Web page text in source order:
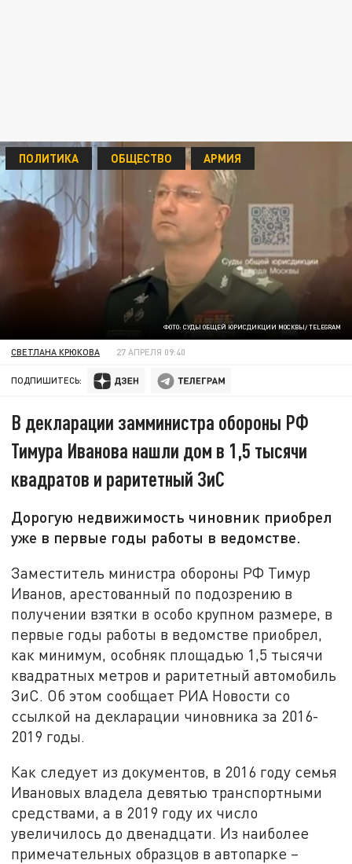
ФОТО: СУДЫ ОБЩЕЙ ЮРИСДИКЦИИ МОСКВЫ/ TELEGRAM
ПОЛИТИКА ОБЩЕСТВО АРМИЯ
СВЕТЛАНА КРЮКОВА 27 АПРЕЛЯ 09:40
ПОДПИШИТЕСЬ:
В декларации замминистра обороны РФ
Тимура Иванова нашли дом в 1,5 тысячи
квадратов и раритетный ЗиС
Дорогую недвижимость чиновник приобрел
уже в первые годы работы в ведомстве.
Заместитель министра обороны РФ Тимур
Иванов, арестованный по подозрению в
получении взятки в особо крупном размере, в
первые годы работы в ведомстве приобрел,
как минимум, особняк площадью 1,5 тысячи
квадратных метров и раритетный автомобиль
ЗиС. Об этом сообщает РИА Новости со
ссылкой на декларации чиновника за 2016-
2019 годы.
Как следует из документов, в 2016 году семья
Ивановых владела девятью транспортными
средствами, а в 2019 году их число
увеличилось до двенадцати. Из наиболее
примечательных образцов в автопарке –